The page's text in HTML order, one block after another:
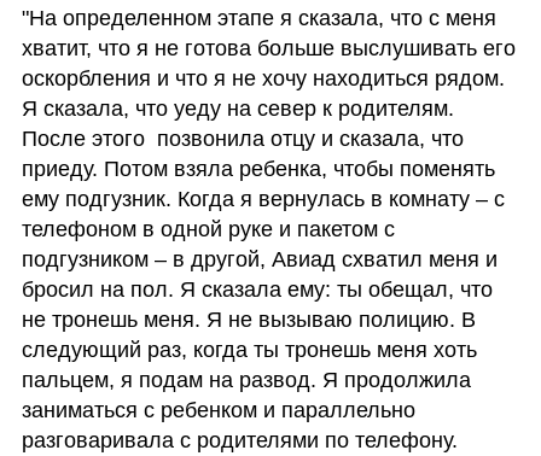
"На определенном этапе я сказала, что с меня
хватит, что я не готова больше выслушивать его
оскорбления и что я не хочу находиться рядом.
Я сказала, что уеду на север к родителям.
После этого  позвонила отцу и сказала, что
приеду. Потом взяла ребенка, чтобы поменять
ему подгузник. Когда я вернулась в комнату – с
телефоном в одной руке и пакетом с
подгузником – в другой, Авиад схватил меня и
бросил на пол. Я сказала ему: ты обещал, что
не тронешь меня. Я не вызываю полицию. В
следующий раз, когда ты тронешь меня хоть
пальцем, я подам на развод. Я продолжила
заниматься с ребенком и параллельно
разговаривала с родителями по телефону.